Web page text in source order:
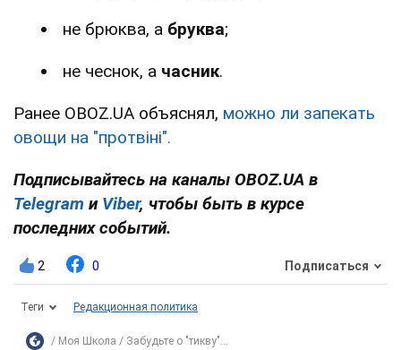
не брюква, а бруква;
не чеснок, а часник.
Ранее OBOZ.UA объяснял, можно ли запекать
овощи на "протвіні".
Подписывайтесь на каналы OBOZ.UA в
Telegram и Viber, чтобы быть в курсе
последних событий.
2 0 Подписаться
Теги Редакционная политика
Моя Школа Забудьте о "тикву"...